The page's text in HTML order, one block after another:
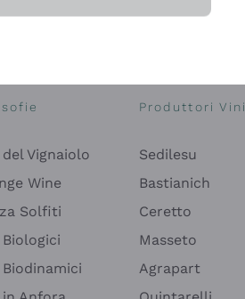
del Vignaiolo
Wine
Solfiti
Biologici
Biodinamici
Produttori Vini
Sedilesu
Bastianich
Ceretto
Masseto
Agrapart